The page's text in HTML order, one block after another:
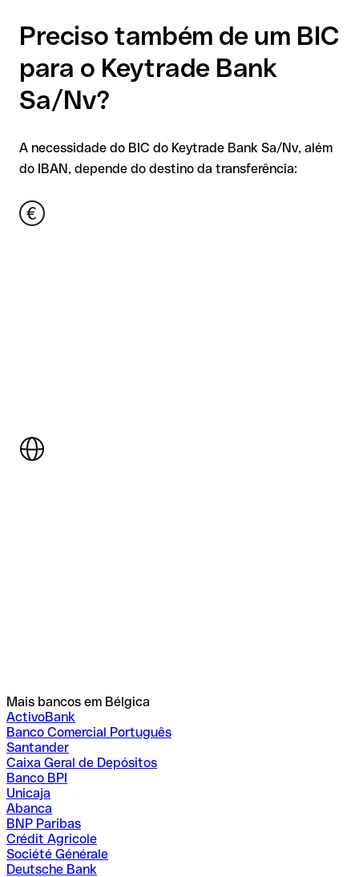
Preciso também de um BIC
para o Keytrade Bank
Sa/Nv?
A necessidade do BIC do Keytrade Bank Sa/Nv, além
do IBAN, depende do destino da transferência:
Mais bancos em Bélgica
ActivoBank
Banco Comercial Português
Santander
Caixa Geral de Depósitos
Banco BPI
Unicaja
Abanca
BNP Paribas
Crédit Agricole
Société Générale
Deutsche Bank